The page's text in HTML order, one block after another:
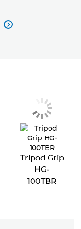

Tripod Grip
HG-
100TBR